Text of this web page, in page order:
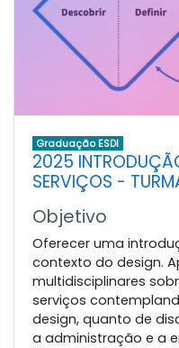
Graduação ESDI
2025
SERVIÇOS -
Objetivo
Oferecer uma
contexto do design.
multidisciplinares
serviços
design, quanto de
a administração e a